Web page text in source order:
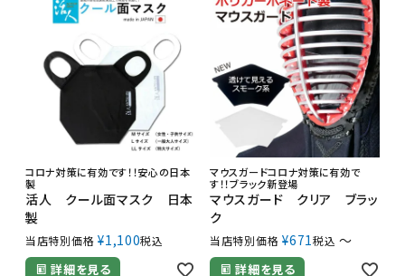
コロナ対策に有効です！！安心の日本
製
活人 クール面マスク 日本
製
当店特別価格 ¥1,100税込
詳細を見る
マウスガードコロナ対策に有効で
す！！ブラック新登場
マウスガード クリア ブラッ
ク
当店特別価格 ¥671税込 〜
詳細を見る